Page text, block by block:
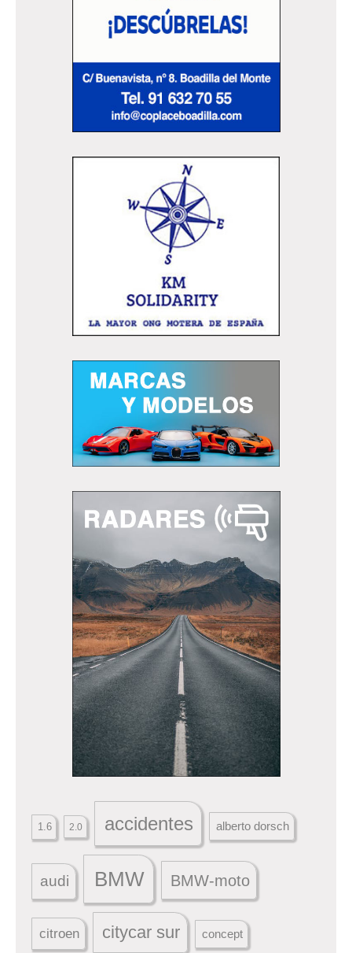
1.6 2.0 accidentes alberto dorsch
audi BMW BMW-moto
citroen citycar sur concept